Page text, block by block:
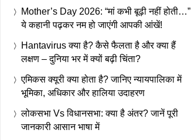
Mother’s Day 2026: “मां कभी बूढ़ी नहीं होती…”
ये कहानी पढ़कर नम हो जाएंगी आपकी आंखें!
Hantavirus क्या है? कैसे फैलता है और क्या हैं
लक्षण – दुनिया भर में क्यों बढ़ी चिंता?
एमिकस क्यूरी क्या होता है? जानिए न्यायपालिका में
भूमिका, अधिकार और हालिया उदाहरण
लोकसभा Vs विधानसभा: क्या है अंतर? जानें पूरी
जानकारी आसान भाषा में